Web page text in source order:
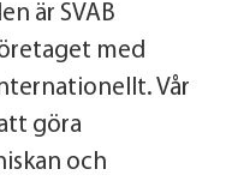
är SVAB
med
Vår
göra
och